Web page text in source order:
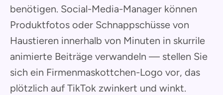
benötigen. Social-Media-Manager können
Produktfotos oder Schnappschüsse von
Haustieren innerhalb von Minuten in skurrile
animierte Beiträge verwandeln — stellen Sie
sich ein Firmenmaskottchen-Logo vor, das
plötzlich auf TikTok zwinkert und winkt.